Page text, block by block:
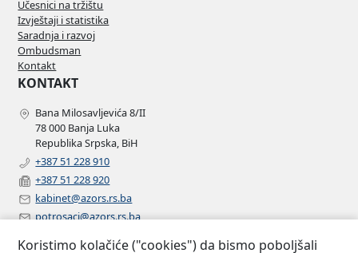
Učesnici na tržištu
Izvještaji i statistika
Saradnja i razvoj
Ombudsman
Kontakt
KONTAKT
Bana Milosavljevića 8/II
78 000 Banja Luka
Republika Srpska, BiH
+387 51 228 910
+387 51 228 920
kabinet@azors.rs.ba
potrosaci@azors.rs.ba
Koristimo kolačiće ("cookies") da bismo poboljšali